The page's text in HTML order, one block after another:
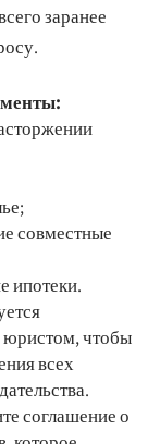
заранее
совместные
ипотеки.
юристом, чтобы
всех
соглашение о